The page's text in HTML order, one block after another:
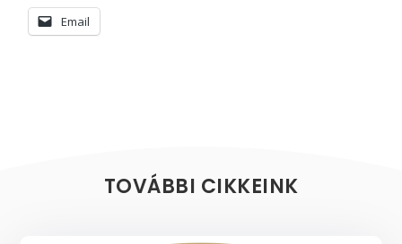
Email
TOVÁBBI CIKKEINK